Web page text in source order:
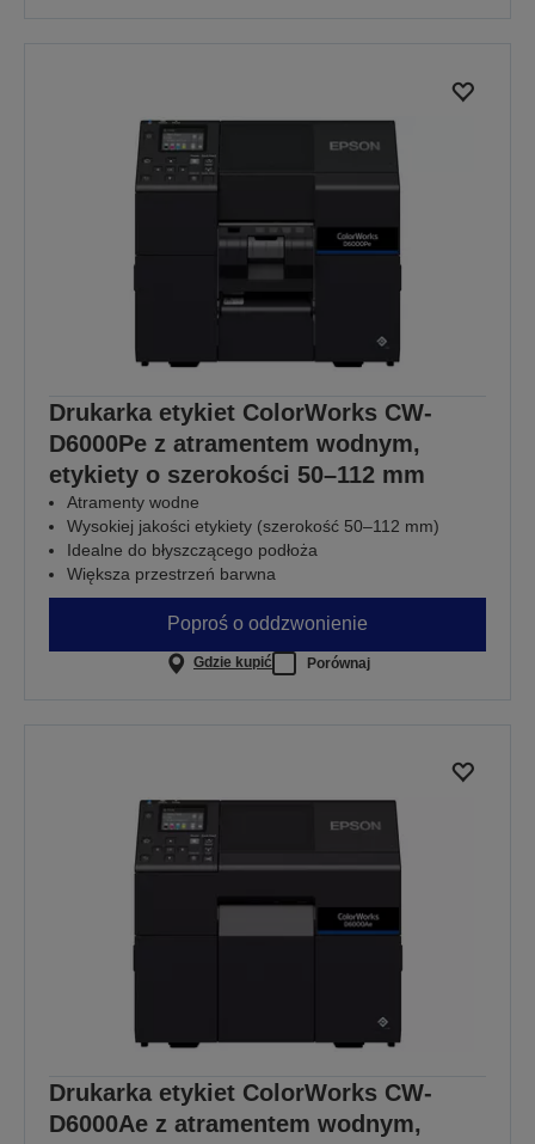
Drukarka etykiet ColorWorks CW-
D6000Pe z atramentem wodnym,
etykiety o szerokości 50–112 mm
Atramenty wodne
Wysokiej jakości etykiety (szerokość 50–112 mm)
Idealne do błyszczącego podłoża
Większa przestrzeń barwna
Poproś o oddzwonienie
Gdzie kupić Porównaj
Drukarka etykiet ColorWorks CW-
D6000Ae z atramentem wodnym,